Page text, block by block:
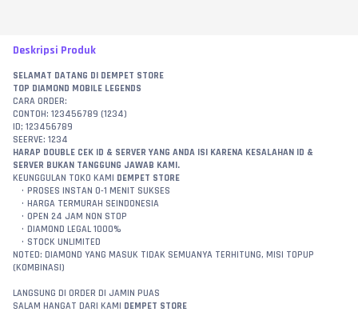
Deskripsi Produk
SELAMAT DATANG DI DEMPET STORE
TOP DIAMOND MOBILE LEGENDS
CARA ORDER:
CONTOH: 123456789 (1234)
ID; 123456789
SEERVE: 1234
HARAP DOUBLE CEK ID & SERVER YANG ANDA ISI KARENA KESALAHAN ID &
SERVER BUKAN TANGGUNG JAWAB KAMI.
KEUNGGULAN TOKO KAMI DEMPET STORE
PROSES INSTAN 0-1 MENIT SUKSES
HARGA TERMURAH SEINDONESIA
OPEN 24 JAM NON STOP
DIAMOND LEGAL 1000%
STOCK UNLIMITED
NOTED: DIAMOND YANG MASUK TIDAK SEMUANYA TERHITUNG, MISI TOPUP
(KOMBINASI)
LANGSUNG DI ORDER DI JAMIN PUAS
SALAM HANGAT DARI KAMI DEMPET STORE